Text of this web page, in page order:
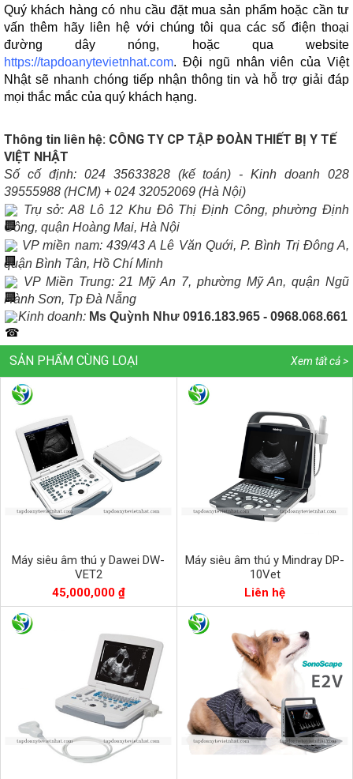
Quý khách hàng có nhu cầu đặt mua sản phẩm hoặc cần tư
vấn thêm hãy liên hệ với chúng tôi qua các số điện thoại
đường dây nóng, hoặc qua website
https://tapdoanytevietnhat.com. Đội ngũ nhân viên của Việt
Nhật sẽ nhanh chóng tiếp nhận thông tin và hỗ trợ giải đáp
mọi thắc mắc của quý khách hạng.
Thông tin liên hệ: CÔNG TY CP TẬP ĐOÀN THIẾT BỊ Y TẾ
VIỆT NHẬT
Số cố định: 024 35633828 (kế toán) - Kinh doanh 028
39555988 (HCM) + 024 32052069 (Hà Nội)
Trụ sở: A8 Lô 12 Khu Đô Thị Định Công, phường Định
Công, quận Hoàng Mai, Hà Nội
VP miền nam: 439/43 A Lê Văn Quới, P. Bình Trị Đông A,
quận Bình Tân, Hồ Chí Minh
VP Miền Trung: 21 Mỹ An 7, phường Mỹ An, quận Ngũ
Hành Sơn, Tp Đà Nẵng
Kinh doanh: Ms Quỳnh Như 0916.183.965 - 0968.068.661
Xem tất cả >
SẢN PHẨM CÙNG LOẠI
Máy siêu âm thú y Dawei DW-
VET2
45,000,000 ₫
Máy siêu âm thú y Mindray DP-
10Vet
Liên hệ